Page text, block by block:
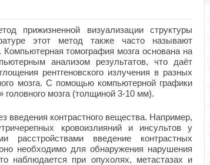
прижизненной визуализации структуры
этот метод также часто называют
томография мозга основана на
анализом результатов, что даёт
рентгеновского излучения в разных
мозга. С помощью компьютерной графики
мозга (толщиной 3-10 мм).
введения контрастного вещества. Например,
кровоизлияний и инсультов у
расстройствами введение контрастных
необходимо для обнаружения нарушения
наблюдается при опухолях, метастазах и